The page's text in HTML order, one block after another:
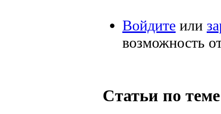
Войдите или
возможность
Статьи по теме